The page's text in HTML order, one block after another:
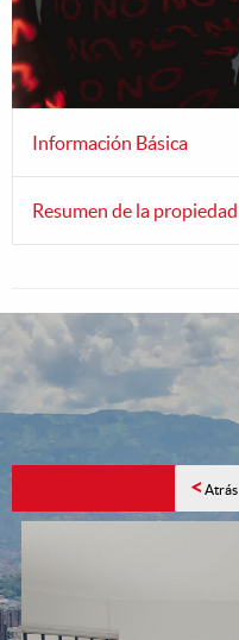
Información Básica
Resumen de la propiedad
< Atrás